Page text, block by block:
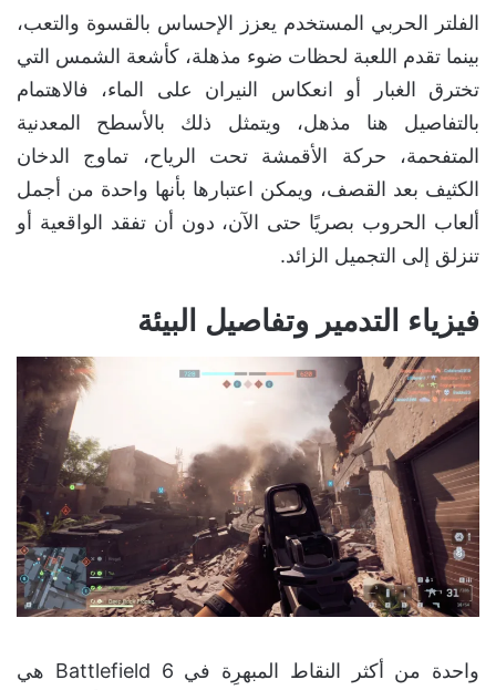
الفلتر الحربي المستخدم يعزز الإحساس بالقسوة والتعب،
بينما تقدم اللعبة لحظات ضوء مذهلة، كأشعة الشمس التي
تخترق الغبار أو انعكاس النيران على الماء، فالاهتمام
بالتفاصيل هنا مذهل، ويتمثل ذلك بالأسطح المعدنية
المتفحمة، حركة الأقمشة تحت الرياح، تماوج الدخان
الكثيف بعد القصف، ويمكن اعتبارها بأنها واحدة من أجمل
ألعاب الحروب بصريًا حتى الآن، دون أن تفقد الواقعية أو
تنزلق إلى التجميل الزائد.
فيزياء التدمير وتفاصيل البيئة
واحدة من أكثر النقاط المبهرِة في Battlefield 6 هي